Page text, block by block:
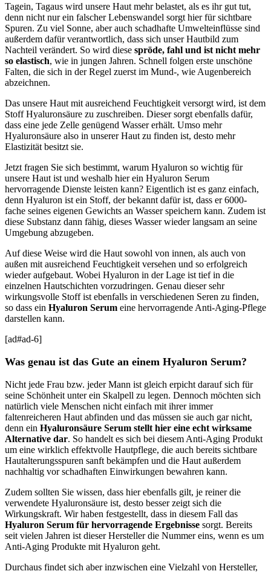
Tagein, Tagaus wird unsere Haut mehr belastet, als es ihr gut tut,
denn nicht nur ein falscher Lebenswandel sorgt hier für sichtbare
Spuren. Zu viel Sonne, aber auch schadhafte Umwelteinflüsse sind
außerdem dafür verantwortlich, dass sich unser Hautbild zum
Nachteil verändert. So wird diese spröde, fahl und ist nicht mehr
so elastisch, wie in jungen Jahren. Schnell folgen erste unschöne
Falten, die sich in der Regel zuerst im Mund-, wie Augenbereich
abzeichnen.
Das unsere Haut mit ausreichend Feuchtigkeit versorgt wird, ist dem
Stoff Hyaluronsäure zu zuschreiben. Dieser sorgt ebenfalls dafür,
dass eine jede Zelle genügend Wasser erhält. Umso mehr
Hyaluronsäure also in unserer Haut zu finden ist, desto mehr
Elastizität besitzt sie.
Jetzt fragen Sie sich bestimmt, warum Hyaluron so wichtig für
unsere Haut ist und weshalb hier ein Hyaluron Serum
hervorragende Dienste leisten kann? Eigentlich ist es ganz einfach,
denn Hyaluron ist ein Stoff, der bekannt dafür ist, dass er 6000-
fache seines eigenen Gewichts an Wasser speichern kann. Zudem ist
diese Substanz dann fähig, dieses Wasser wieder langsam an seine
Umgebung abzugeben.
Auf diese Weise wird die Haut sowohl von innen, als auch von
außen mit ausreichend Feuchtigkeit versehen und so erfolgreich
wieder aufgebaut. Wobei Hyaluron in der Lage ist tief in die
einzelnen Hautschichten vorzudringen. Genau dieser sehr
wirkungsvolle Stoff ist ebenfalls in verschiedenen Seren zu finden,
so dass ein Hyaluron Serum eine hervorragende Anti-Aging-Pflege
darstellen kann.
[ad#ad-6]
Was genau ist das Gute an einem Hyaluron Serum?
Nicht jede Frau bzw. jeder Mann ist gleich erpicht darauf sich für
seine Schönheit unter ein Skalpell zu legen. Dennoch möchten sich
natürlich viele Menschen nicht einfach mit ihrer immer
faltenreicheren Haut abfinden und das müssen sie auch gar nicht,
denn ein Hyaluronsäure Serum stellt hier eine echt wirksame
Alternative dar. So handelt es sich bei diesem Anti-Aging Produkt
um eine wirklich effektvolle Hautpflege, die auch bereits sichtbare
Hautalterungsspuren sanft bekämpfen und die Haut außerdem
nachhaltig vor schadhaften Einwirkungen bewahren kann.
Zudem sollten Sie wissen, dass hier ebenfalls gilt, je reiner die
verwendete Hyaluronsäure ist, desto besser zeigt sich die
Wirkungskraft. Wir haben festgestellt, dass in diesem Fall das
Hyaluron Serum für hervorragende Ergebnisse sorgt. Bereits
seit vielen Jahren ist dieser Hersteller die Nummer eins, wenn es um
Anti-Aging Produkte mit Hyaluron geht.
Durchaus findet sich aber inzwischen eine Vielzahl von Hersteller,